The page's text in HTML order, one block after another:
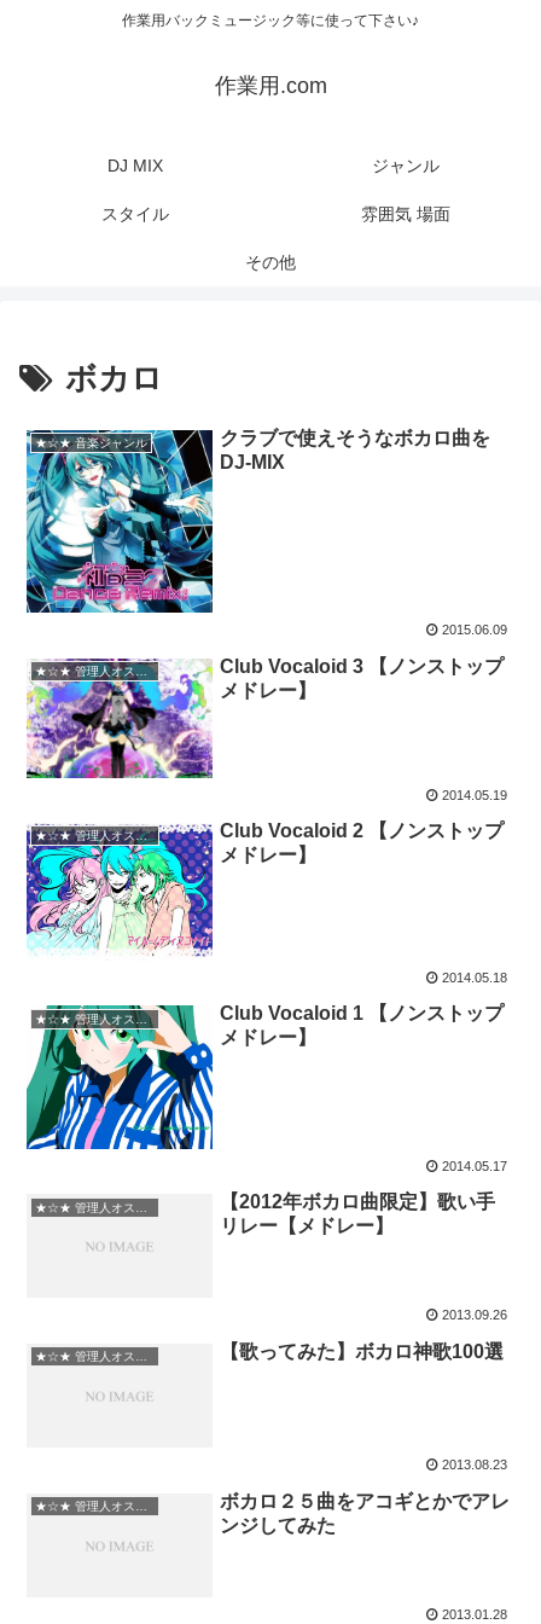
作業用バックミュージック等に使って下さい♪
作業用.com
DJ MIX ジャンル
スタイル 雰囲気 場面
その他
ボカロ
★☆★ 音楽ジャンル
クラブで使えそうなボカロ曲を
DJ-MIX
2015.06.09
Club Vocaloid 3 【ノンストップ
メドレー】
2014.05.19
★☆★ 管理人オススメ
Club Vocaloid 2 【ノンストップ
メドレー】
2014.05.18
★☆★ 管理人オススメ
Club Vocaloid 1 【ノンストップ
メドレー】
2014.05.17
【2012年ボカロ曲限定】歌い手
リレー【メドレー】
2013.09.26
★☆★ 管理人オススメ 【歌ってみた】ボカロ神歌100選
2013.08.23
ボカロ２５曲をアコギとかでアレ
ンジしてみた
2013.01.28